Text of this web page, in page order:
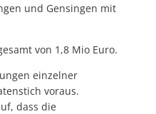
und Gensingen mit
von 1,8 Mio Euro.
einzelner
voraus.
dass die